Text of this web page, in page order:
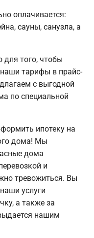
оплачивается:
сауны, санузла, а
для того, чтобы
тарифы в прайс-
с выгодной
по специальной
ипотеку на
дома! Мы
дома
и
тревожиться. Вы
услуги
а также за
нашим